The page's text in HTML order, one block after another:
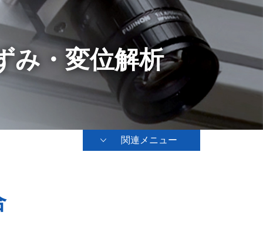
み・変位解析
関連メニュー